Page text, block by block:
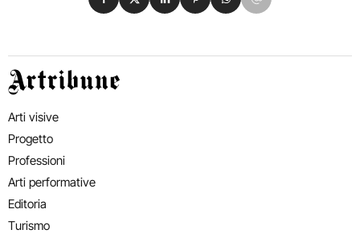
Artribune
Arti visive
Progetto
Professioni
Arti performative
Editoria
Turismo